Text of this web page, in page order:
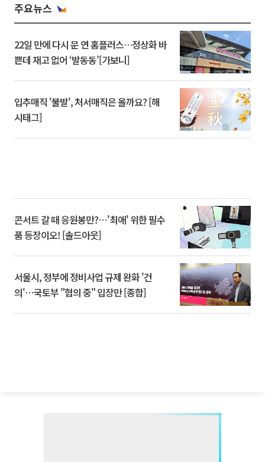
주요뉴스
22일 만에 다시 문 연 홈플러스…정상화 바
쁜데 재고 없어 ‘발동동’[가보니]
입추매직 '불발', 처서매직은 올까요? [해
시태그]
콘서트 갈 때 응원봉만?⋯'최애' 위한 필수
품 등장이오! [솔드아웃]
서울시, 정부에 정비사업 규제 완화 '건
의'⋯국토부 "협의 중" 입장만 [종합]